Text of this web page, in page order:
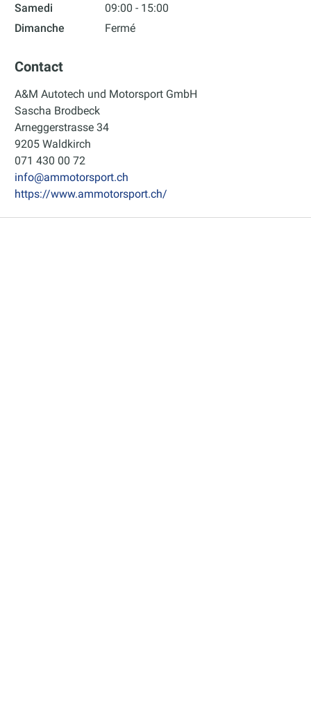
Samedi
09:00 - 15:00
Dimanche
Fermé
Contact
A&M Autotech und Motorsport GmbH
Sascha Brodbeck
Arneggerstrasse 34
9205 Waldkirch
071 430 00 72
info@ammotorsport.ch
https://www.ammotorsport.ch/